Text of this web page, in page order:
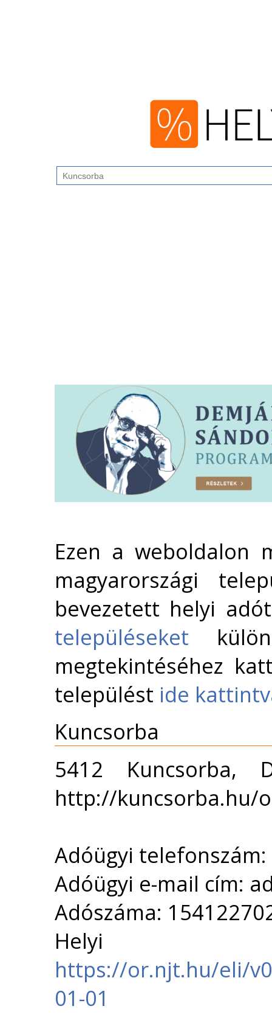
Ezen a weboldalon
magyarországi
bevezetett helyi
településeket
megtekintéséhez
települést ide
Kuncsorba
5412
http://kuncsorba.hu/
Adóügyi
Adóügyi e-mail cím:
Adószáma:
Helyi
https://or.njt.hu/eli/
01-01